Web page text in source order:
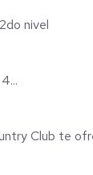
2do nivel
Club te
de 8